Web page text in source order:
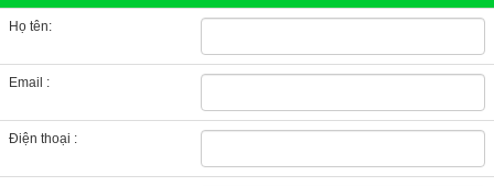
Họ tên:
Email :
Điện thoại :